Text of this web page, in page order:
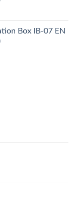
Box IB-07 EN